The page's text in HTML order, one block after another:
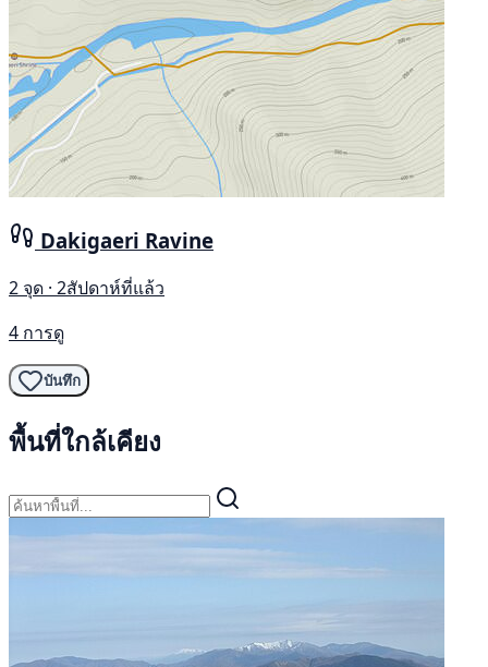
Dakigaeri Ravine
2 จุด · 2สัปดาห์ที่แล้ว
4 การดู
บันทึก
พื้นที่ใกล้เคียง